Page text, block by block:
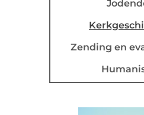
Zending en